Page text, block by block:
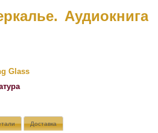
Аудиокнига
Glass
Доставка